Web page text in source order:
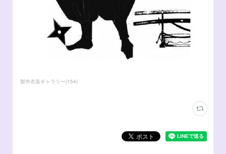
製作衣装ギャラリー(154)